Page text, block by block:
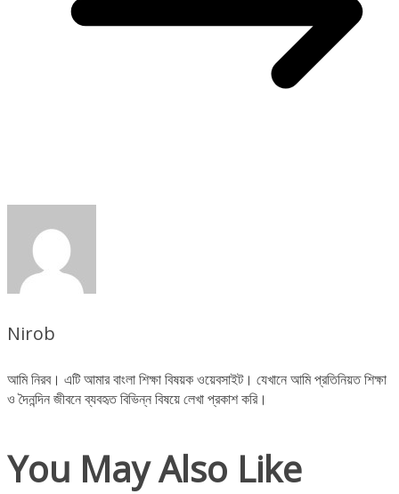
Nirob
আমি নিরব। এটি আমার বাংলা শিক্ষা বিষয়ক ওয়েবসাইট। যেখানে আমি প্রতিনিয়ত শিক্ষা
ও দৈনন্দিন জীবনে ব্যবহৃত বিভিন্ন বিষয়ে লেখা প্রকাশ করি।
You May Also Like